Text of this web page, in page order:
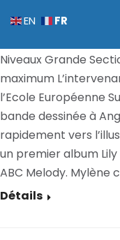
Niveaux Grande
maximum
l’Ecole Européenne
bande dessinée à
rapidement vers
un premier album
ABC Melody. Mylène
Détails
EN FR